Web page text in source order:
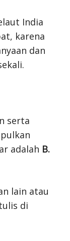
India
karena
dan
serta
adalah B.
lain atau
di